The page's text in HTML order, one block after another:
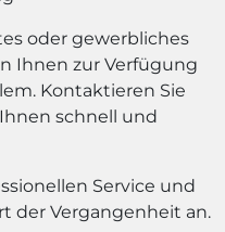
oder gewerbliches
Ihnen zur Verfügung
Kontaktieren Sie
schnell und
Service und
der Vergangenheit an.